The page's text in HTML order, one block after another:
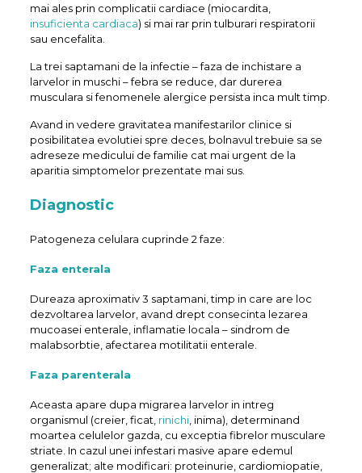
mai ales prin complicatii cardiace (miocardita,
insuficienta cardiaca) si mai rar prin tulburari respiratorii
sau encefalita.
La trei saptamani de la infectie – faza de inchistare a
larvelor in muschi – febra se reduce, dar durerea
musculara si fenomenele alergice persista inca mult timp.
Avand in vedere gravitatea manifestarilor clinice si
posibilitatea evolutiei spre deces, bolnavul trebuie sa se
adreseze medicului de familie cat mai urgent de la
aparitia simptomelor prezentate mai sus.
Diagnostic
Patogeneza celulara cuprinde 2 faze:
Faza enterala
Dureaza aproximativ 3 saptamani, timp in care are loc
dezvoltarea larvelor, avand drept consecinta lezarea
mucoasei enterale, inflamatie locala – sindrom de
malabsorbtie, afectarea motilitatii enterale.
Faza parenterala
Aceasta apare dupa migrarea larvelor in intreg
organismul (creier, ficat, rinichi, inima), determinand
moartea celulelor gazda, cu exceptia fibrelor musculare
striate. In cazul unei infestari masive apare edemul
generalizat; alte modificari: proteinurie, cardiomiopatie,